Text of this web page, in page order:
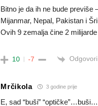
Bitno je da ih ne bude previše
Mijanmar, Nepal, Pakistan i
Ovih 9 zemalja čine 2
10 -7 Odgovori
Mrčikola 3 godine prije
E, sad “buši”